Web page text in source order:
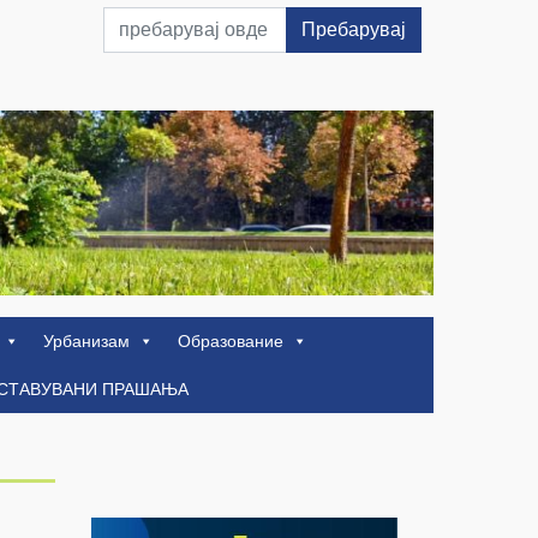
Пребарувај
Урбанизам
Образование
ПРАШАЊА